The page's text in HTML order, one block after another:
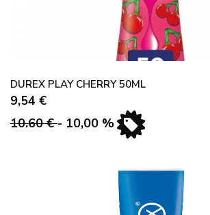
DUREX PLAY CHERRY 50ML
9,54 €
10.60 €- 10,00 %